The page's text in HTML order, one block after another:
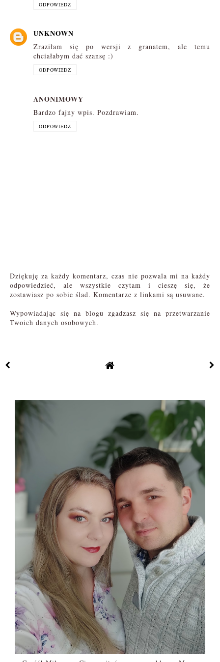
ODPOWIEDZ
UNKNOWN
Zraziłam się po wersji z granatem, ale temu
chciałabym dać szansę :)
ODPOWIEDZ
ANONIMOWY
Bardzo fajny wpis. Pozdrawiam.
ODPOWIEDZ
Dziękuję za każdy komentarz, czas nie pozwala mi na każdy
odpowiedzieć, ale wszystkie czytam i cieszę się, że
zostawiasz po sobie ślad. Komentarze z linkami są usuwane.
Wypowiadając się na blogu zgadzasz się na przetwarzanie
Twoich danych osobowych.